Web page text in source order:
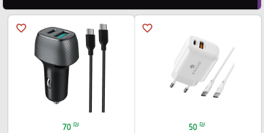
favorite_border
50 ₪
favorite_border
70 ₪